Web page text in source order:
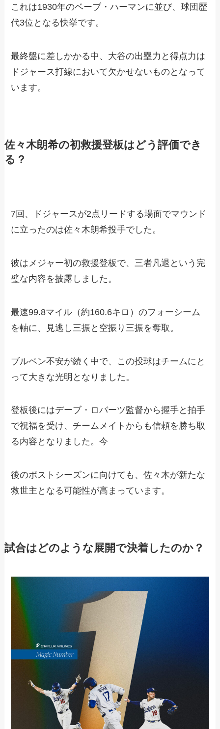
これは1930年のベーブ・ハーマンに並び、球団歴
代3位となる快挙です。
最終盤に差しかかる中、大谷の出塁力と得点力は
ドジャース打線において欠かせないものとなって
います。
佐々木朗希の初救援登板はどう評価でき
る？
7回、ドジャースが2点リードする場面でマウンド
に立ったのは佐々木朗希投手でした。
彼はメジャー初の救援登板で、三者凡退という完
璧な内容を披露しました。
最速99.8マイル（約160.6キロ）のフォーシーム
を軸に、見逃し三振と空振り三振を奪取。
ブルペン不安が続く中で、この投球はチームにと
って大きな光明となりました。
登板後にはデーブ・ロバーツ監督から握手と拍手
で祝福を受け、チームメイトからも信頼を勝ち取
る内容となりました。今
後のポストシーズンに向けても、佐々木が新たな
救世主となる可能性が高まっています。
試合はどのような展開で決着したのか？